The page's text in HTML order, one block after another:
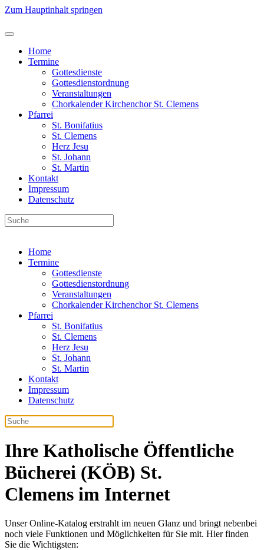
Zum Hauptinhalt springen
Home
Termine
Gottesdienste
Gottesdienstordnung
Veranstaltungen
Chorkalender Kirchenchor St. Clemens
Pfarrei
St. Bonifatius
St. Clemens
Herz Jesu
St. Johann
St. Martin
Kontakt
Impressum
Datenschutz
Home
Termine
Gottesdienste
Gottesdienstordnung
Veranstaltungen
Chorkalender Kirchenchor St. Clemens
Pfarrei
St. Bonifatius
St. Clemens
Herz Jesu
St. Johann
St. Martin
Kontakt
Impressum
Datenschutz
Ihre Katholische Öffentliche
Bücherei (KÖB) St.
Clemens im Internet
Unser Online-Katalog erstrahlt im neuen Glanz und bringt nebenbei
noch viele Funktionen und Möglichkeiten für Sie mit. Hier finden
Sie die Wichtigsten: